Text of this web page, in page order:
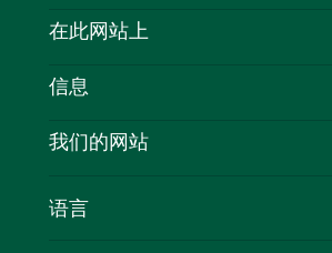
喳
联系我们
隐私
Cookie 通知
在此网站上
目的地
新南威尔士州公路旅行
活动
信息
旅行信息
新南威尔士州的商业
我们的网站
语言